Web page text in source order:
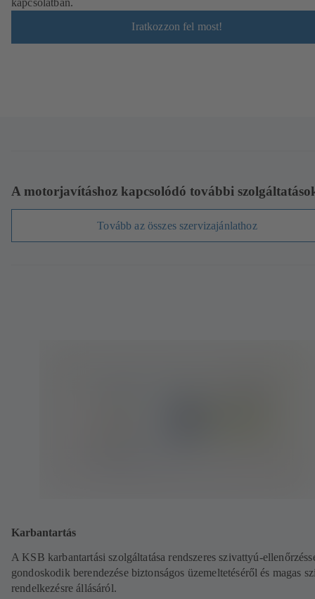
Iratkozzon fel most!
A motorjavításhoz kapcsolódó további
Tovább az összes szervizajánlathoz
Karbantartás
A KSB karbantartási szolgáltatása rendszeres szivattyú-
gondoskodik berendezése biztonságos üzemeltetéséről és magas
rendelkezésre állásáról.